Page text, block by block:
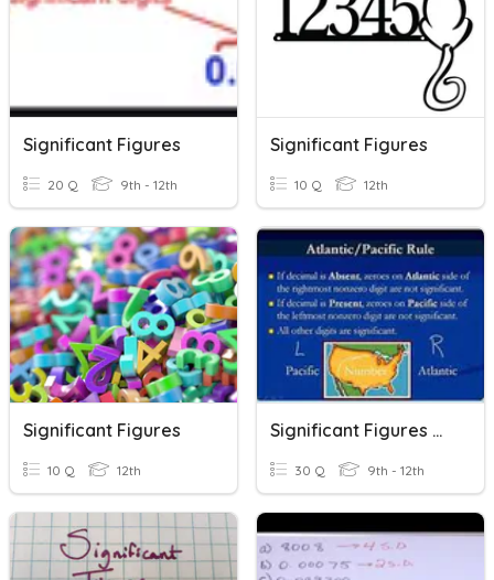
Significant Figures
20 Q 9th - 12th
Significant Figures
10 Q 12th
Significant Figures
10 Q 12th
Significant Figures Quiz
30 Q 9th - 12th